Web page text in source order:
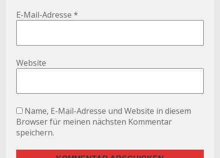
E-Mail-Adresse*
Website
Name, E-Mail-Adresse und Website in diesem
Browser für meinen nächsten Kommentar
speichern.